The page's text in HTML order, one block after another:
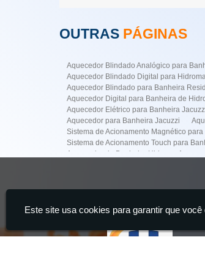
OUTRAS PÁGINAS
Aquecedor Blindado Analógico para
Aquecedor Blindado Digital para
Aquecedor Blindado para Banheira
Aquecedor Digital para Banheira de
Aquecedor Elétrico para Banheira
Aquecedor para Banheira Jacuzzi
Sistema de Acionamento Magnético
Sistema de Acionamento Touch para
Aquecedor de Banheira Hidro
Manutenção de Banheira de Hidro
Manutenção Banheira Spa na Faria Lima
Este site usa cookies para garantir que